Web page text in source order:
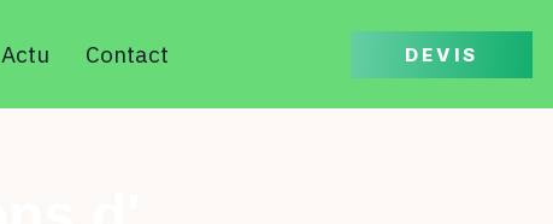
DEVIS
Actu Contact